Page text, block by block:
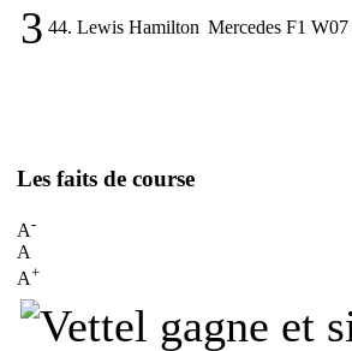
3 44. Lewis Hamilton Mercedes F1 W07
Les faits de course
A-
A
A+